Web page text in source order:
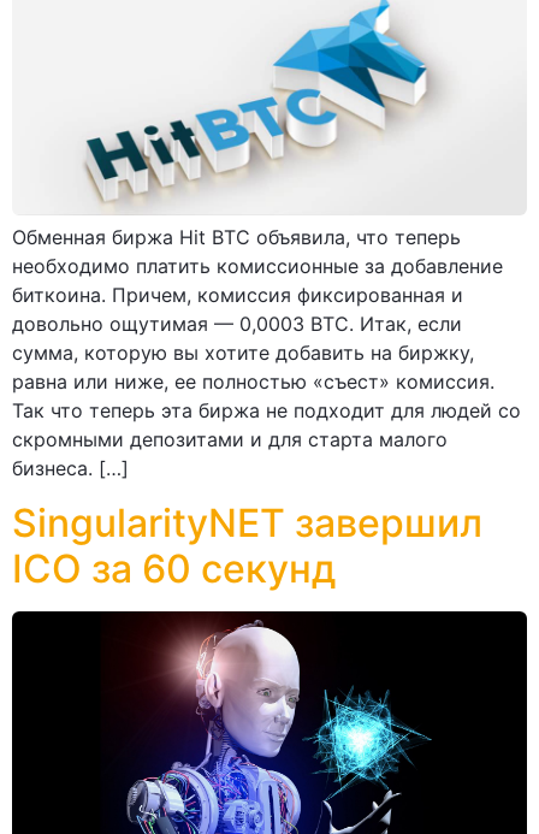
Обменная биржа Hit BTC объявила, что теперь
необходимо платить комиссионные за добавление
биткоина. Причем, комиссия фиксированная и
довольно ощутимая — 0,0003 BTC. Итак, если
сумма, которую вы хотите добавить на биржку,
равна или ниже, ее полностью «съест» комиссия.
Так что теперь эта биржа не подходит для людей со
скромными депозитами и для старта малого
бизнеса. […]
SingularityNET завершил
ICO за 60 секунд